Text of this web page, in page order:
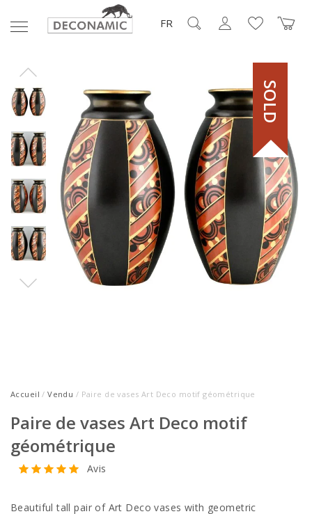
FR
SOLD
Accueil /Vendu / Paire de vases Art Deco motif géométrique
Paire de vases Art Deco motif
géométrique
Avis
Beautiful tall pair of Art Deco vases with geometric